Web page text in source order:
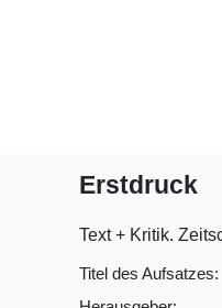
Erstdruck
Text + Kritik.
Titel des Aufsatzes: